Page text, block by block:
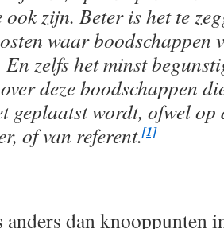
zijn. Beter is het te
waar boodschappen
En zelfs het minst
deze boodschappen
geplaatst wordt, ofwel op
of van referent.[1]
anders dan knooppunten